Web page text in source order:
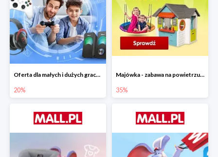
Oferta dla małych i dużych graczy w Mall.pl do -20%
20%
Majówka - zabawa na powietrzu do -35%
35%